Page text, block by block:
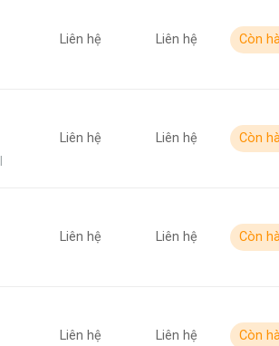
Liên hệ Liên hệ Còn
Liên hệ Liên hệ Còn
Liên hệ Liên hệ Còn
Liên hệ Liên hệ Còn